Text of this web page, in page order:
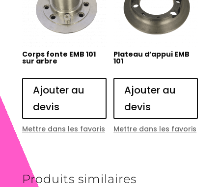
Corps fonte EMB 101
sur arbre
Ajouter au
devis
Mettre dans les favoris
Plateau d’appui EMB
101
Ajouter au
devis
Mettre dans les favoris
Produits similaires